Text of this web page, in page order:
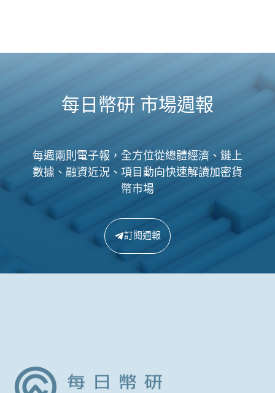
每日幣研 市場週報
每週兩則電子報，全方位從總體經濟、鏈上
數據、融資近況、項目動向快速解讀加密貨
幣市場
訂閱週報